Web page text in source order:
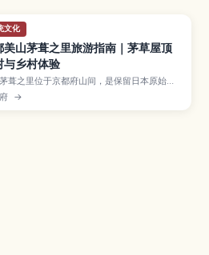
文化
美山茅葺之里旅游指南｜茅草屋顶
与乡村体验
葺之里位于京都府山间，是保留日本原始乡
的茅草屋顶聚落。本文将介绍村庄的历史与
色、茅草屋修复与农事体验、使用在地食材
→